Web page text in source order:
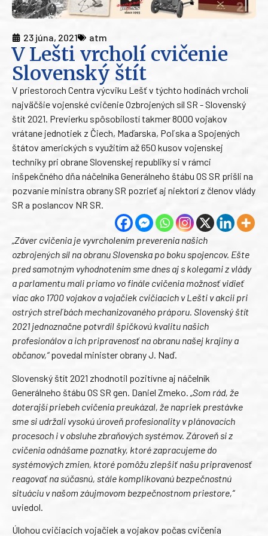
23 júna, 2021 atm
V Lešti vrcholí cvičenie
Slovenský štít
V priestoroch Centra výcviku Lešť v týchto hodinách vrcholí
najväčšie vojenské cvičenie Ozbrojených síl SR - Slovenský
štít 2021. Previerku spôsobilostí takmer 8000 vojakov
vrátane jednotiek z Čiech, Maďarska, Poľska a Spojených
štátov amerických s využitím až 650 kusov vojenskej
techniky pri obrane Slovenskej republiky si v rámci
inšpekčného dňa náčelníka Generálneho štábu OS SR prišli na
pozvanie ministra obrany SR pozrieť aj niektorí z členov vlády
SR a poslancov NR SR.
„Záver cvičenia je vyvrcholením preverenia našich
ozbrojených síl na obranu Slovenska po boku spojencov. Ešte
pred samotným vyhodnotením sme dnes aj s kolegami z vlády
a parlamentu mali priamo vo finále cvičenia možnosť vidieť
viac ako 1700 vojakov a vojačiek cvičiacich v Lešti v akcii pri
ostrých streľbách mechanizovaného práporu. Slovenský štít
2021 jednoznačne potvrdil špičkovú kvalitu našich
profesionálov a ich pripravenosť na obranu našej krajiny a
občanov,“povedal minister obrany J. Naď.
Slovenský štít 2021 zhodnotil pozitívne aj náčelník
Generálneho štábu OS SR gen. Daniel Zmeko.
„Som rád, že
doterajší priebeh cvičenia preukázal, že napriek prestávke
sme si udržali vysokú úroveň profesionality v plánovacích
procesoch i v obsluhe zbraňových systémov. Zároveň si z
cvičenia odnášame poznatky, ktoré zapracujeme do
systémových zmien, ktoré pomôžu zlepšiť našu pripravenosť
reagovať na súčasnú, stále komplikovanú bezpečnostnú
situáciu v našom záujmovom bezpečnostnom priestore,“
uviedol.
Úlohou cvičiacich vojačiek a vojakov počas cvičenia